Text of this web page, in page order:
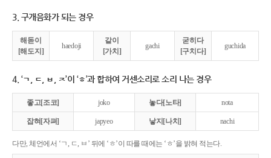
3. 구개음화가 되는 경우
해돋이
[해도지]
haedoji
같이
[가치]
gachi
굳히다
[구치다]
guchida
4. ‘ㄱ, ㄷ, ㅂ, ㅈ’이 ‘ㅎ’과 합하여 거센소리로 소리 나는 경우
좋고[조코] joko 놓다[노타] nota
잡혀[자펴] japyeo 낳지[나치] nachi
다만, 체언에서 ‘ㄱ, ㄷ, ㅂ’ 뒤에 ‘ㅎ’이 따를 때에는 ‘ㅎ’을 밝혀 적는다.